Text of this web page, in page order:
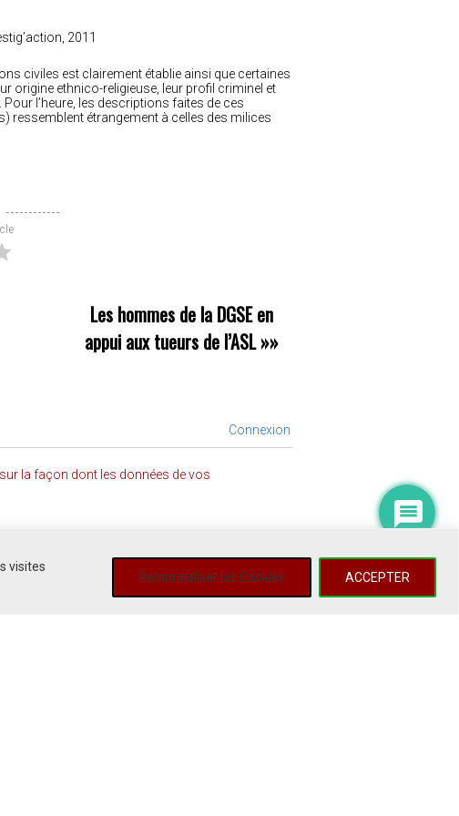
visites
Personnaliser les Cookies ACCEPTER
2011
civiles est clairement établie ainsi que certaines
origine ethnico-religieuse, leur profil criminel et
l’heure, les descriptions faites de ces
ressemblent étrangement à celles des milices
Les hommes de la DGSE en
appui aux tueurs de l’ASL»»
Connexion
la façon dont les données de vos